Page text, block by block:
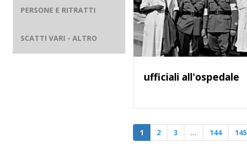
PERSONE E RITRATTI
SCATTI VARI - ALTRO
ufficiali all'ospedale
1 2 3 … 144 145